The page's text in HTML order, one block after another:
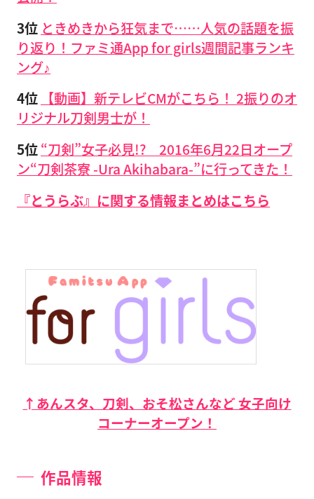
3位 ときめきから狂気まで……人気の話題を振
り返り！ファミ通App for girls週間記事ランキ
ング♪
4位 【動画】新テレビCMがこちら！ 2振りのオ
リジナル刀剣男士が！
5位“刀剣”女子必見!? 2016年6月22日オープ
ン“刀剣茶寮 -Ura Akihabara-”に行ってきた！
『とうらぶ』に関する情報まとめはこちら
↑あんスタ、刀剣、おそ松さんなど 女子向け
コーナーオープン！
作品情報